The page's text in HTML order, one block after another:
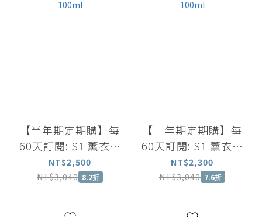
【半年期定期購】每
60天訂閱: S1 薰衣草
迷迭香洗髮露500ml
+薰衣草洋甘菊舒緩沐
精油噴霧 100ml
NT$2,500
NT$3,040 8.2折
【一年期定期購】每
60天訂閱: S1 薰衣草
迷迭香洗髮露500ml
+薰衣草洋甘菊舒緩沐
精油噴霧 100ml
NT$2,300
NT$3,040 7.6折